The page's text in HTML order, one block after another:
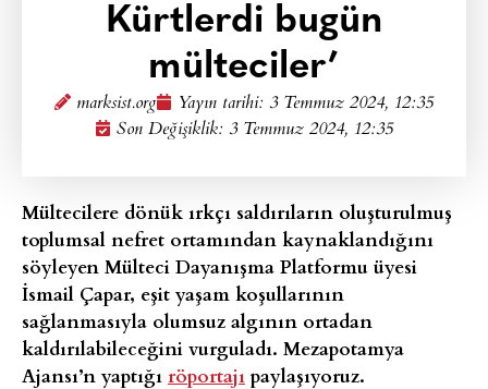
Kürtlerdi bugün
mülteciler’
marksist.org Yayın tarihi: 3 Temmuz 2024, 12:35
Son Değişiklik: 3 Temmuz 2024, 12:35
Mültecilere dönük ırkçı saldırıların oluşturulmuş
toplumsal nefret ortamından kaynaklandığını
söyleyen Mülteci Dayanışma Platformu üyesi
İsmail Çapar, eşit yaşam koşullarının
sağlanmasıyla olumsuz algının ortadan
kaldırılabileceğini vurguladı. Mezapotamya
Ajansı’n yaptığı röportajı paylaşıyoruz.